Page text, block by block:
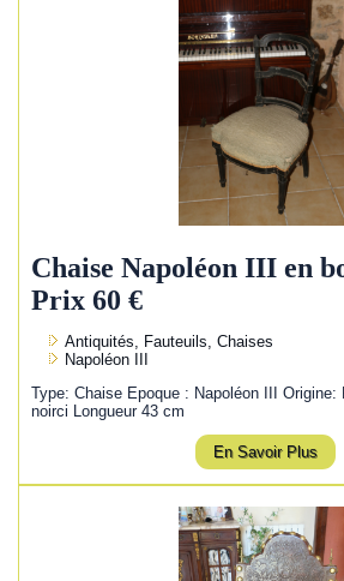
Chaise Napoléon III en
Prix 60 €
Antiquités, Fauteuils, Chaises
Napoléon III
Type: Chaise Epoque : Napoléon III Origine:
noirci Longueur 43 cm
En Savoir Plus